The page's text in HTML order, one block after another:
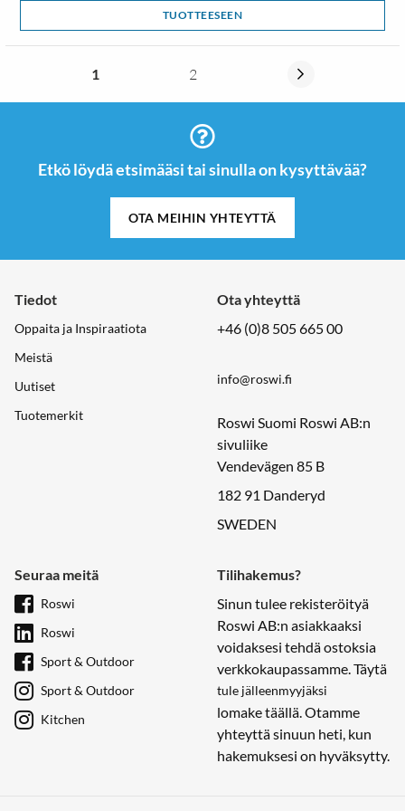
TUOTTEESEEN
1 2
Etkö löydä etsimääsi tai sinulla on kysyttävää?
OTA MEIHIN YHTEYTTÄ
Tiedot
Oppaita ja Inspiraatiota
Meistä
Uutiset
Tuotemerkit
Ota yhteyttä
+46 (0)8 505 665 00
info@roswi.fi
Roswi Suomi Roswi AB:n
sivuliike
Vendevägen 85 B
182 91 Danderyd
SWEDEN
Seuraa meitä
Roswi
Roswi
Sport & Outdoor
Sport & Outdoor
Kitchen
Tilihakemus?
Sinun tulee rekisteröityä
Roswi AB:n asiakkaaksi
voidaksesi tehdä ostoksia
verkkokaupassamme. Täytä
tule jälleenmyyjäksi
lomake täällä. Otamme
yhteyttä sinuun heti, kun
hakemuksesi on hyväksytty.